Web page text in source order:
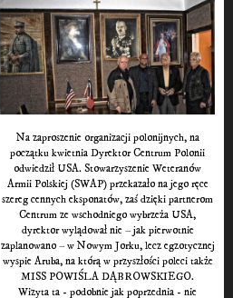
Na zaproszenie organizacji polonijnych, na
początku kwietnia Dyrektor Centrum Polonii
odwiedził USA. Stowarzyszenie Weteranów
Armii Polskiej (SWAP) przekazało na jego ręce
szereg cennych eksponatów, zaś dzięki partnerom
Centrum ze wschodniego wybrzeża USA,
dyrektor wylądował nie – jak pierwotnie
zaplanowano – w Nowym Jorku, lecz egzotycznej
wyspie Aruba, na którą w przyszłości poleci także
MISS POWIŚLA DĄBROWSKIEGO.
Wizyta ta - podobnie jak poprzednia - nie